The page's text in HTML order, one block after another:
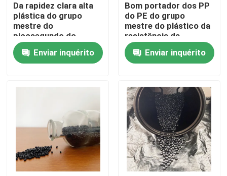
Produtos
Vídeos
Sobre nós
Visita à fábrica
Controle de qualidade
Da rapidez clara alta
plástica do grupo
mestre do
picosegundo do
ANIMAL DE
ESTIMAÇÃO do PC
resistência da
Enviar inquérito
Bom portador dos PP
do PE do grupo
mestre do plástico da
resistência da
migração
Enviar inquérito